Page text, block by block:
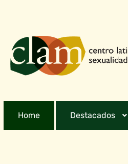
Home Destacados